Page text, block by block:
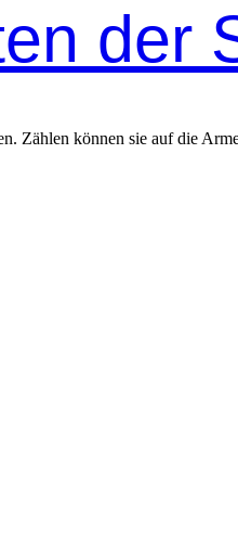
der
Zählen können sie auf die